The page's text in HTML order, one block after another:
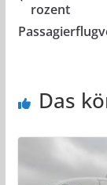
rozent
Das